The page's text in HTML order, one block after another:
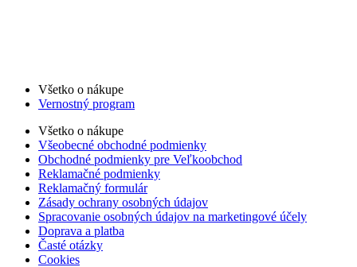
Všetko o nákupe
Vernostný program
Všetko o nákupe
Všeobecné obchodné podmienky
Obchodné podmienky pre Veľkoobchod
Reklamačné podmienky
Reklamačný formulár
Zásady ochrany osobných údajov
Spracovanie osobných údajov na marketingové účely
Doprava a platba
Časté otázky
Cookies